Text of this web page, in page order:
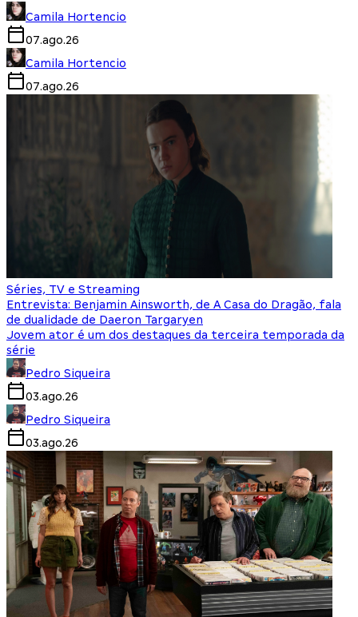
Camila Hortencio
07.ago.26
Camila Hortencio
07.ago.26
Séries, TV e Streaming
Entrevista: Benjamin Ainsworth, de A Casa do Dragão, fala
de dualidade de Daeron Targaryen
Jovem ator é um dos destaques da terceira temporada da
série
Pedro Siqueira
03.ago.26
Pedro Siqueira
03.ago.26